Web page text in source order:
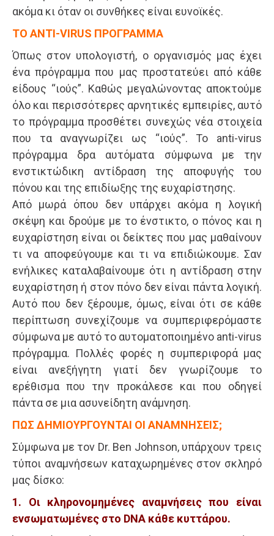
ακόμα κι όταν οι συνθήκες είναι ευνοϊκές.
TO ΑΝΤΙ-VIRUS ΠΡΟΓΡΑΜΜΑ
Όπως στον υπολογιστή, ο οργανισμός μας έχει
ένα πρόγραμμα που μας προστατεύει από κάθε
είδους “ιούς”. Καθώς μεγαλώνοντας αποκτούμε
όλο και περισσότερες αρνητικές εμπειρίες, αυτό
το πρόγραμμα προσθέτει συνεχώς νέα στοιχεία
που τα αναγνωρίζει ως “ιούς”. Το anti-virus
πρόγραμμα δρα αυτόματα σύμφωνα με την
ενστικτώδικη αντίδραση της αποφυγής του
πόνου και της επιδίωξης της ευχαρίστησης.
Από μωρά όπου δεν υπάρχει ακόμα η λογική
σκέψη και δρούμε με το ένστικτο, ο πόνος και η
ευχαρίστηση είναι οι δείκτες που μας μαθαίνουν
τι να αποφεύγουμε και τι να επιδιώκουμε. Σαν
ενήλικες καταλαβαίνουμε ότι η αντίδραση στην
ευχαρίστηση ή στον πόνο δεν είναι πάντα λογική.
Αυτό που δεν ξέρουμε, όμως, είναι ότι σε κάθε
περίπτωση συνεχίζουμε να συμπεριφερόμαστε
σύμφωνα με αυτό το αυτοματοποιημένο anti-virus
πρόγραμμα. Πολλές φορές η συμπεριφορά μας
είναι ανεξήγητη γιατί δεν γνωρίζουμε το
ερέθισμα που την προκάλεσε και που οδηγεί
πάντα σε μια ασυνείδητη ανάμνηση.
ΠΩΣ ΔΗΜΙΟΥΡΓΟΥΝΤΑΙ ΟΙ ΑΝΑΜΝΗΣΕΙΣ;
Σύμφωνα με τον Dr. Ben Johnson, υπάρχουν τρεις
τύποι αναμνήσεων καταχωρημένες στον σκληρό
μας δίσκο:
1. Οι κληρονομημένες αναμνήσεις που είναι
ενσωματωμένες στο DNA κάθε κυττάρου.